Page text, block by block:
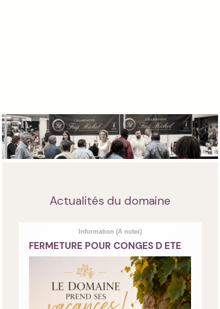
Actualités du domaine
Information (A noter)
FERMETURE POUR CONGES D ETE